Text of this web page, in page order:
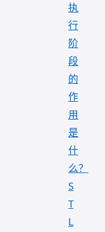
执
行
阶
段
的
作
用
是
什
么？
S
T
L